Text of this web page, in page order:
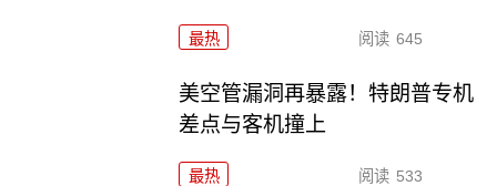
最热 阅读 645
美空管漏洞再暴露！特朗普专机
差点与客机撞上
最热 阅读 533